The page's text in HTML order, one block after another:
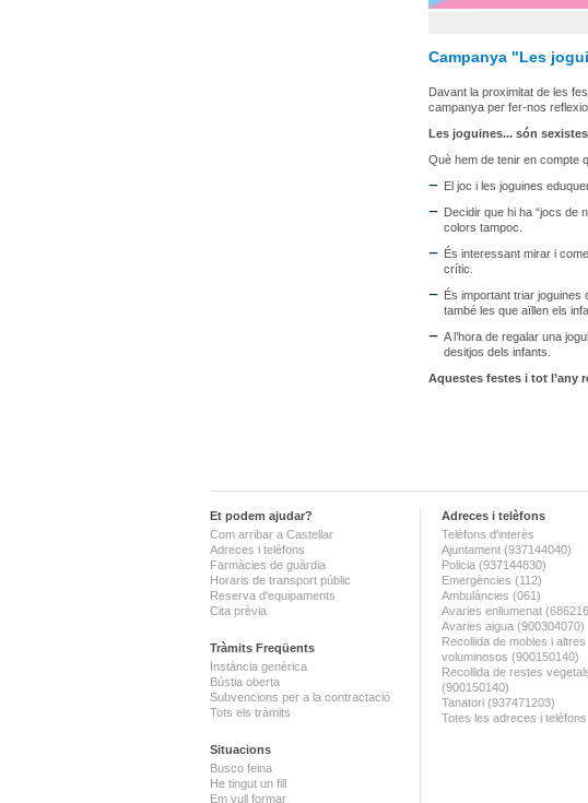
Campanya "Les
Davant la proximitat de les
campanya per fer-nos
Les joguines... són
Què hem de tenir en compte
El joc i les joguines
Decidir que hi ha “jocs de
colors tampoc.
És interessant mirar i
crític.
És important triar joguines
també les que aïllen els
A l’hora de regalar una
desitjos dels infants.
Aquestes festes i tot l’any
Et podem ajudar?
Com arribar a Castellar
Adreces i telèfons
Farmàcies de guàrdia
Horaris de transport públic
Reserva d'equipaments
Cita prèvia
Tràmits Freqüents
Instància genèrica
Bústia oberta
Subvencions per a la contractació
Tots els tràmits
Situacions
Busco feina
He tingut un fill
Em vull formar
Adreces i telèfons
Telèfons d'interès
Ajuntament (937144040)
Policia (937144830)
Emergències (112)
Ambulàncies (061)
Avaries enllumenat
Avaries aigua (900304070)
Recollida de mobles i altres
voluminosos (900150140)
Recollida de restes
(900150140)
Tanatori (937471203)
Totes les adreces i telèfons